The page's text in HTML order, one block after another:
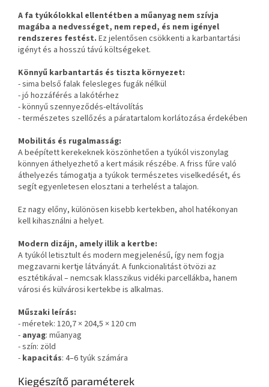
A fa tyúkólokkal ellentétben a műanyag nem szívja
magába a nedvességet, nem reped, és nem igényel
rendszeres festést. Ez jelentősen csökkenti a karbantartási
igényt és a hosszú távú költségeket.
Könnyű karbantartás és tiszta környezet:
- sima belső falak felesleges fugák nélkül
- jó hozzáférés a lakótérhez
- könnyű szennyeződés-eltávolítás
- természetes szellőzés a páratartalom korlátozása érdekében
Mobilitás és rugalmasság:
A beépített kerekeknek köszönhetően a tyúkól viszonylag
könnyen áthelyezhető a kert másik részébe. A friss fűre való
áthelyezés támogatja a tyúkok természetes viselkedését, és
segít egyenletesen elosztani a terhelést a talajon.
Ez nagy előny, különösen kisebb kertekben, ahol hatékonyan
kell kihasználni a helyet.
Modern dizájn, amely illik a kertbe:
A tyúkól letisztult és modern megjelenésű, így nem fogja
megzavarni kertje látványát. A funkcionalitást ötvözi az
esztétikával – nemcsak klasszikus vidéki parcellákba, hanem
városi és külvárosi kertekbe is alkalmas.
Műszaki leírás:
- méretek: 120,7 × 204,5 × 120 cm
- anyag: műanyag
- szín: zöld
- kapacitás: 4–6 tyúk számára
Kiegészítő paraméterek